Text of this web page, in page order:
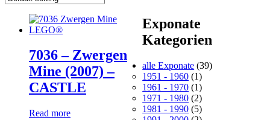
7036 – Zwergen
Mine (2007) –
CASTLE
Read more
Exponate
Kategorien
alle Exponate (39)
1951 - 1960 (1)
1961 - 1970 (1)
1971 - 1980 (2)
1981 - 1990 (5)